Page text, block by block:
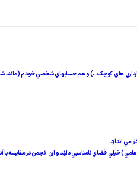
انبارداري هاي کوچک...) و هم حسابهاي شخصي خودم (مانند
مي اندازد.
خيلي فضاي نامناسبي دارند و اين انجمن در مقايسه با